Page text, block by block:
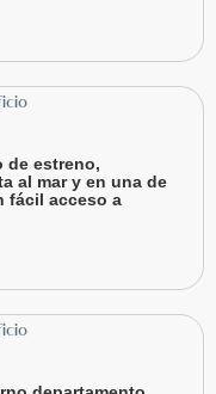
de estreno,
al mar y en una de
fácil acceso a